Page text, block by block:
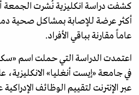
كشفت دراسة انكليزية نُشرت الجمعة
عاماً مقارنة بباقي الأفراد.
اعتمدت الدراسة التي حملت اسم
في جامعة «إيست أنغليا» الانكليزية،
عبر الإنترنت لتقييم الوظائف